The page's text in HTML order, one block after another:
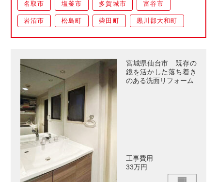
名取市 塩釜市 多賀城市 富谷市
岩沼市 松島町 柴田町 黒川郡大和町
宮城県仙台市 既存の
鏡を活かした落ち着き
のある洗面リフォーム
工事費用
33万円